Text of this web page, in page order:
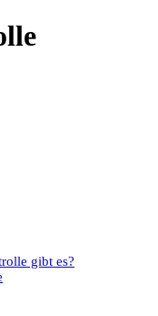
gibt es?